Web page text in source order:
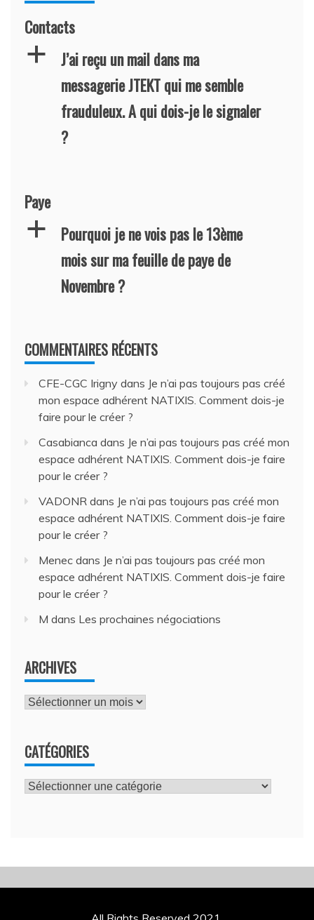
Contacts
a
J’ai reçu un mail dans ma
messagerie JTEKT qui me semble
frauduleux. A qui dois-je le signaler
?
Paye
a
Pourquoi je ne vois pas le 13ème
mois sur ma feuille de paye de
Novembre ?
COMMENTAIRES RÉCENTS
CFE-CGC Irigny dans Je n’ai pas toujours pas créé
mon espace adhérent NATIXIS. Comment dois-je
faire pour le créer ?
Casabianca dans Je n’ai pas toujours pas créé mon
espace adhérent NATIXIS. Comment dois-je faire
pour le créer ?
VADONR dans Je n’ai pas toujours pas créé mon
espace adhérent NATIXIS. Comment dois-je faire
pour le créer ?
Menec dans Je n’ai pas toujours pas créé mon
espace adhérent NATIXIS. Comment dois-je faire
pour le créer ?
M dans Les prochaines négociations
ARCHIVES
Archives
CATÉGORIES
Catégories